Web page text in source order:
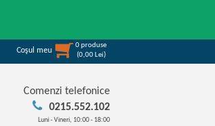
Coşul meu
0produse
(0,00 Lei)
Comenzi telefonice
0215.552.102
Luni - Vineri, 10:00 - 18:00